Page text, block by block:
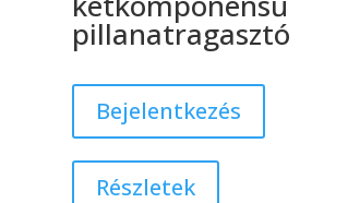
pillanatragasztó
Bejelentkezés
Részletek